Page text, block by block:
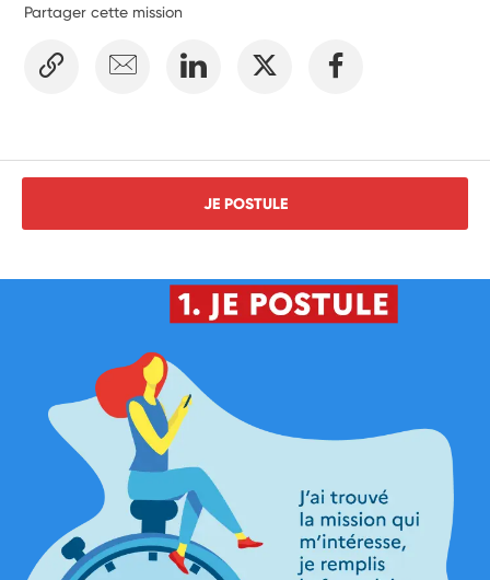
Partager cette mission
JE POSTULE